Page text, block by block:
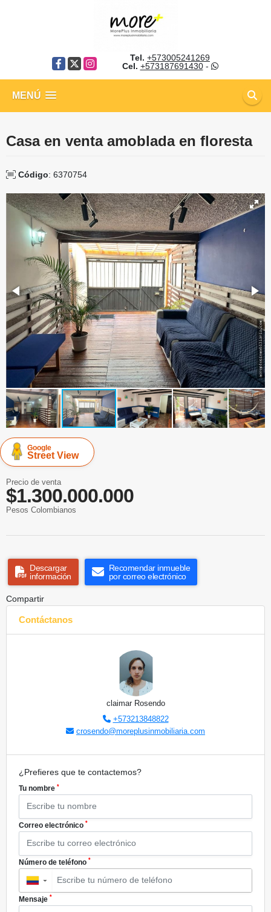
Facebook
X Instagram
Tel. +573005241269
Cel. +573187691430-
MENÚ
Casa en venta amoblada en floresta
Código: 6370754
Google
Street View
Precio de venta
$1.300.000.000
Pesos Colombianos
Descargar
información
Recomendar inmueble
por correo electrónico
Compartir
Contáctanos
claimar Rosendo
+573213848822
crosendo@moreplusinmobiliaria.com
¿Prefieres que te contactemos?
Tu nombre *
Correo electrónico *
Número de teléfono *
▼
Mensaje *